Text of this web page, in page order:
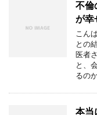
不倫
が幸
こん
との
医者
と、
るの
本当